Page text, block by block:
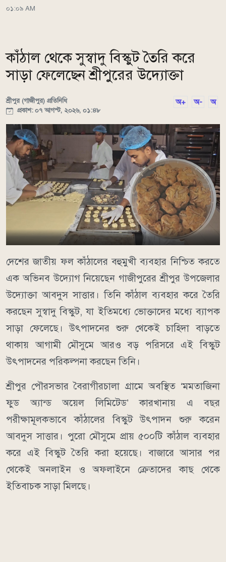
০১:০৯ AM
কাঁঠাল থেকে সুস্বাদু বিস্কুট তৈরি করে
সাড়া ফেলেছেন শ্রীপুরের উদ্যোক্তা
শ্রীপুর (গাজীপুর) প্রতিনিধি
প্রকাশ: ০৭ আগস্ট, ২০২৬, ০১:৪৮
অ+ অ- অ
দেশের জাতীয় ফল কাঁঠালের বহুমুখী ব্যবহার নিশ্চিত করতে
এক অভিনব উদ্যোগ নিয়েছেন গাজীপুরের শ্রীপুর উপজেলার
উদ্যোক্তা আবদুস সাত্তার। তিনি কাঁঠাল ব্যবহার করে তৈরি
করছেন সুস্বাদু বিস্কুট, যা ইতিমধ্যে ভোক্তাদের মধ্যে ব্যাপক
সাড়া ফেলেছে। উৎপাদনের শুরু থেকেই চাহিদা বাড়তে
থাকায় আগামী মৌসুমে আরও বড় পরিসরে এই বিস্কুট
উৎপাদনের পরিকল্পনা করছেন তিনি।
শ্রীপুর পৌরসভার বৈরাগীরচালা গ্রামে অবস্থিত ‘মমতাজিনা
ফুড অ্যান্ড অয়েল লিমিটেড’ কারখানায় এ বছর
পরীক্ষামূলকভাবে কাঁঠালের বিস্কুট উৎপাদন শুরু করেন
আবদুস সাত্তার। পুরো মৌসুমে প্রায় ৫০০টি কাঁঠাল ব্যবহার
করে এই বিস্কুট তৈরি করা হয়েছে। বাজারে আসার পর
থেকেই অনলাইন ও অফলাইনে ক্রেতাদের কাছ থেকে
ইতিবাচক সাড়া মিলছে।